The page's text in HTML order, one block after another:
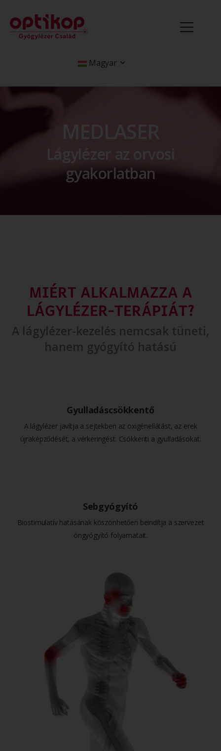
Magyar
gyakorlatban
MIÉRT ALKALMAZZA A
LÁGYLÉZER-TERÁPIÁT?
A lágylézer-kezelés nemcsak tüneti,
hanem gyógyító hatású
Gyulladáscsökkentő
A lágylézer javítja a sejtekben az oxigénellátást, az erek
újraképződését, a vérkeringést. Csökkenti a gyulladásokat.
Sebgyógyító
Biostimulatív hatásának köszönhetően beindítja a szervezet
öngyógyító folyamatait.